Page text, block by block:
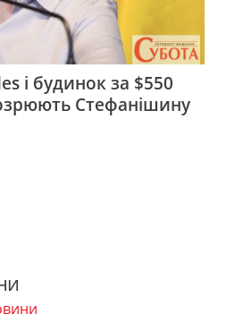
і будинок за $550
Стефанішину